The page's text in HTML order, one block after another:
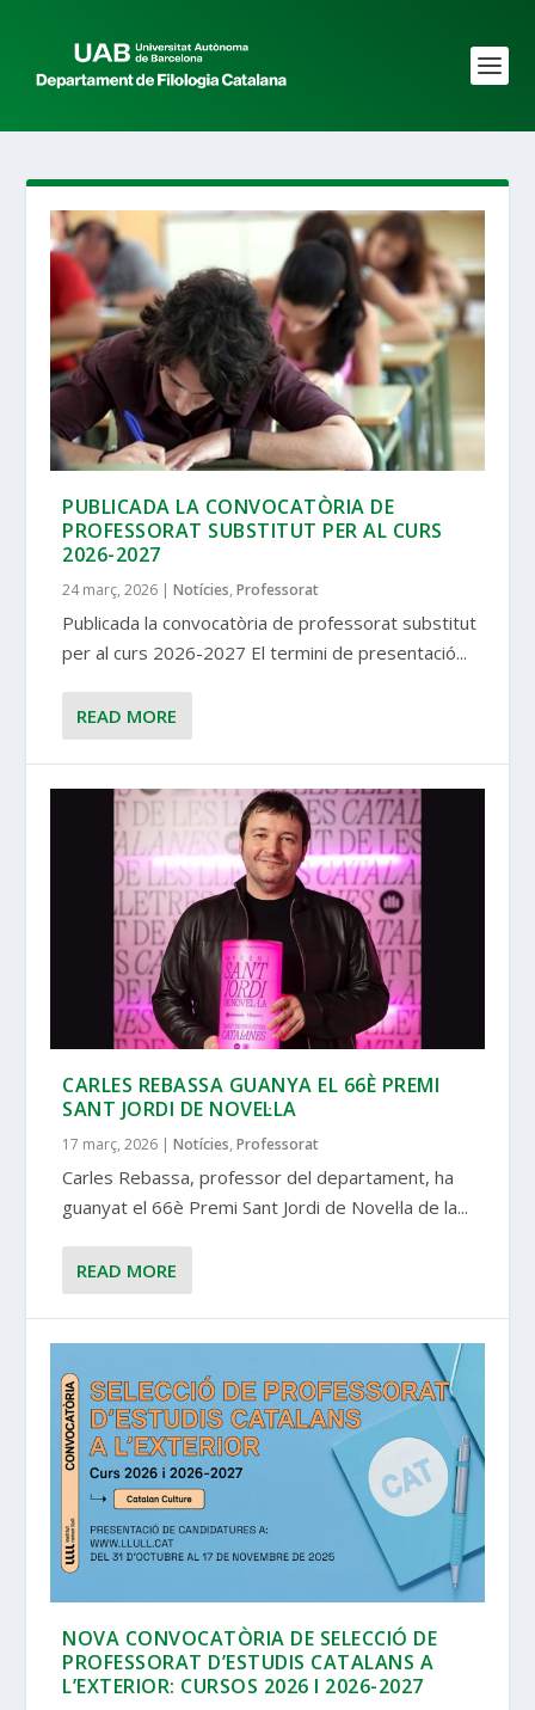
PUBLICADA LA CONVOCATÒRIA DE
PROFESSORAT SUBSTITUT PER AL CURS
2026-2027
24 març, 2026 |Notícies,Professorat
Publicada la convocatòria de professorat substitut
per al curs 2026-2027 El termini de presentació...
READ MORE
CARLES REBASSA GUANYA EL 66È PREMI
SANT JORDI DE NOVEL·LA
17 març, 2026 |Notícies,Professorat
Carles Rebassa, professor del departament, ha
guanyat el 66è Premi Sant Jordi de Novel·la de la...
READ MORE
NOVA CONVOCATÒRIA DE SELECCIÓ DE
PROFESSORAT D’ESTUDIS CATALANS A
L’EXTERIOR: CURSOS 2026 I 2026-2027